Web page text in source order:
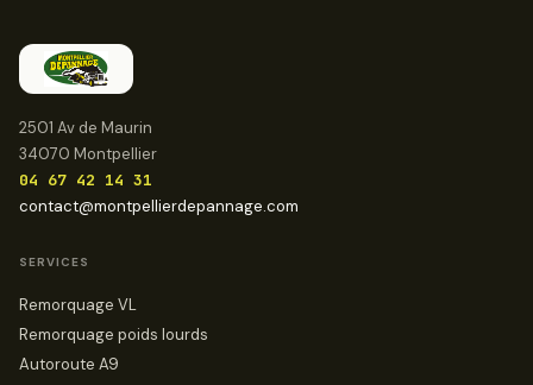
2501 Av de Maurin
34070 Montpellier
04 67 42 14 31
contact@montpellierdepannage.com
SERVICES
Remorquage VL
Remorquage poids lourds
Autoroute A9